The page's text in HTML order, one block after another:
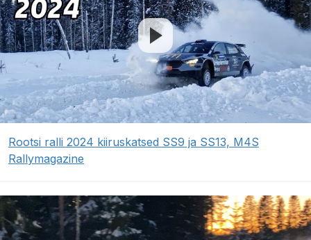
Rootsi ralli 2024 kiiruskatsed SS9 ja SS13, M4S
Rallymagazine